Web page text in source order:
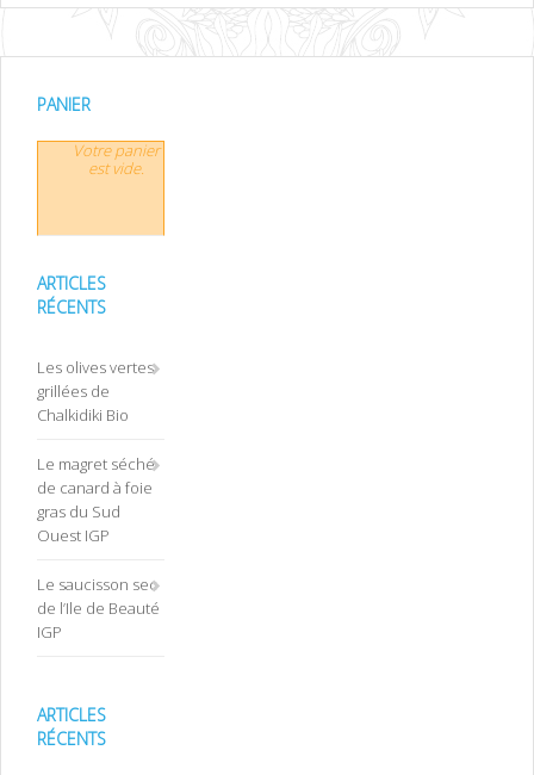
PANIER
Votre panier
est vide.
ARTICLES
RÉCENTS
Les olives vertes
grillées de
Chalkidiki Bio
Le magret séché
de canard à foie
gras du Sud
Ouest IGP
Le saucisson sec
de l’Ile de Beauté
IGP
ARTICLES
RÉCENTS